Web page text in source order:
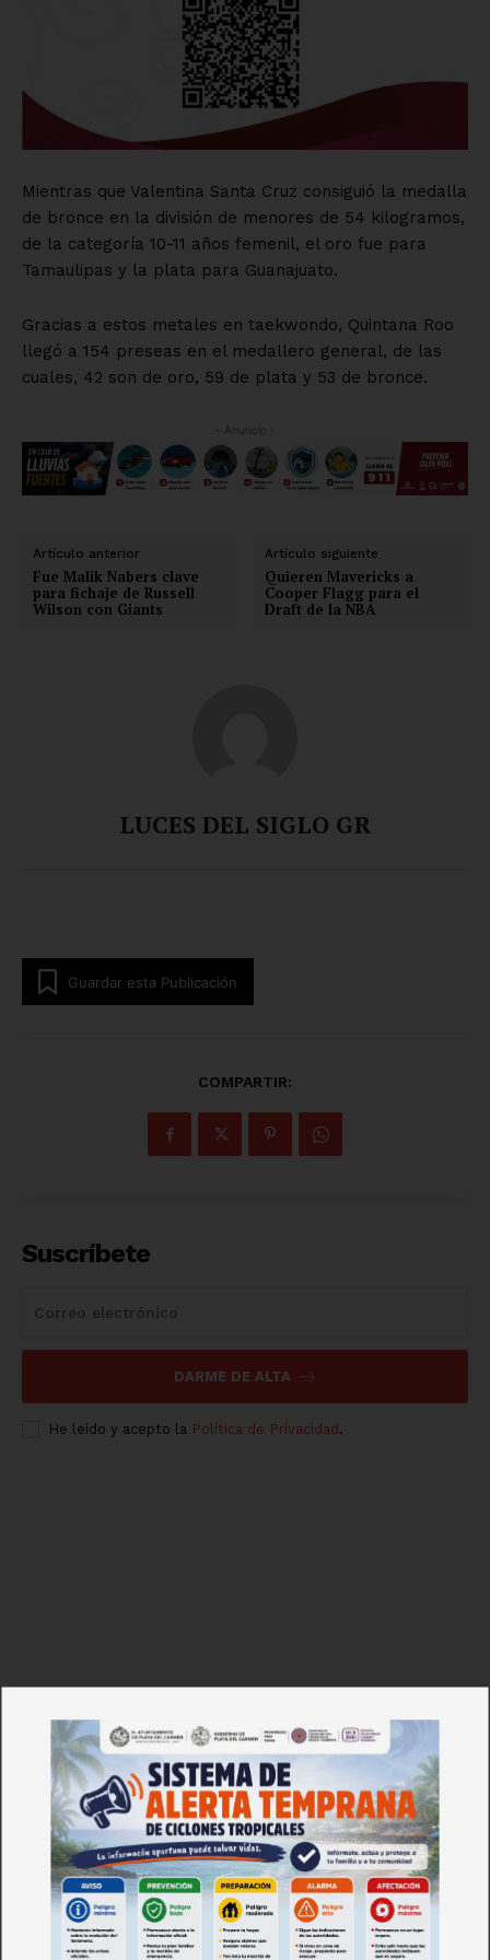
SUSCRÍBETE AHORA
Mientras que Valentina Santa Cruz consiguió la medalla
de bronce en la división de menores de 54 kilogramos,
de la categoría 10-11 años femenil, el oro fue para
Tamaulipas y la plata para Guanajuato.
Gracias a estos metales en taekwondo, Quintana Roo
llegó a 154 preseas en el medallero general, de las
cuales, 42 son de oro, 59 de plata y 53 de bronce.
- Anuncio -
Artículo anterior
Fue Malik Nabers clave
para fichaje de Russell
Wilson con Giants
Artículo siguiente
Quieren Mavericks a
Cooper Flagg para el
Draft de la NBA
LUCES DEL SIGLO GR
Guardar esta Publicación
COMPARTIR:
Suscríbete
DARME DE ALTA
He leído y acepto la Política de Privacidad .